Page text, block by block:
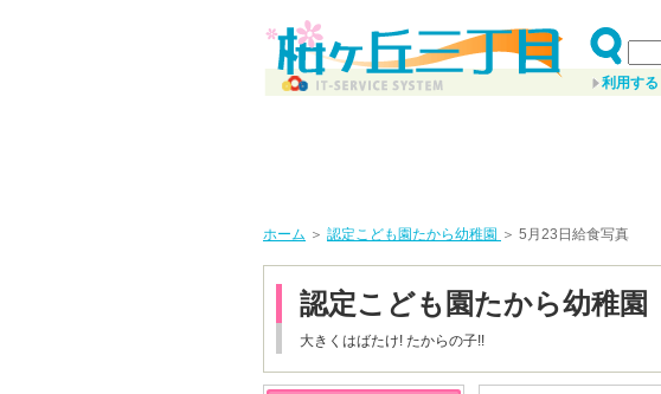
利用する
ホーム ＞ 認定こども園たから幼稚園 ＞ 5月23日給食写真
認定こども園たから幼稚園
大きくはばたけ! たからの子!!